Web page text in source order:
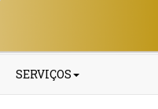
SERVIÇOS